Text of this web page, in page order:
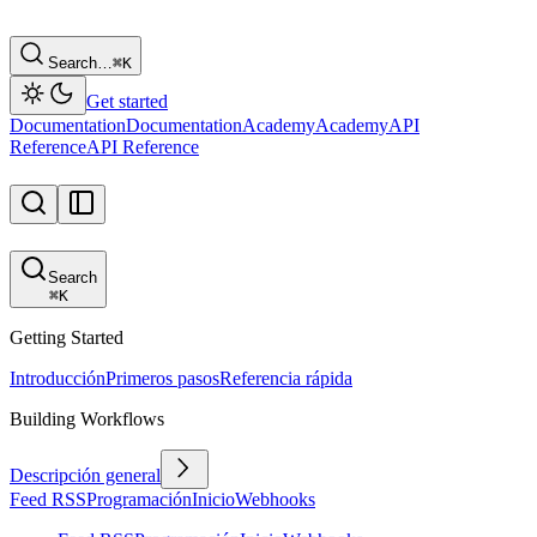
Search…⌘K
Get started
DocumentationDocumentationAcademyAcademyAPI
ReferenceAPI Reference
Search
⌘K
Getting Started
IntroducciónPrimeros pasosReferencia rápida
Building Workflows
Descripción general
Feed RSSProgramaciónInicioWebhooks